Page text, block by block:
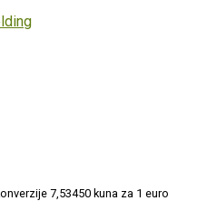
7,53450 kuna za 1 euro